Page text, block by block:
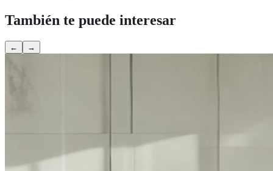
También te puede interesar
← →